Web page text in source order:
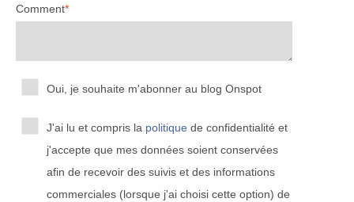
Comment*
Oui, je souhaite m'abonner au blog Onspot
J'ai lu et compris la politique de confidentialité et
j'accepte que mes données soient conservées
afin de recevoir des suivis et des informations
commerciales (lorsque j'ai choisi cette option) de